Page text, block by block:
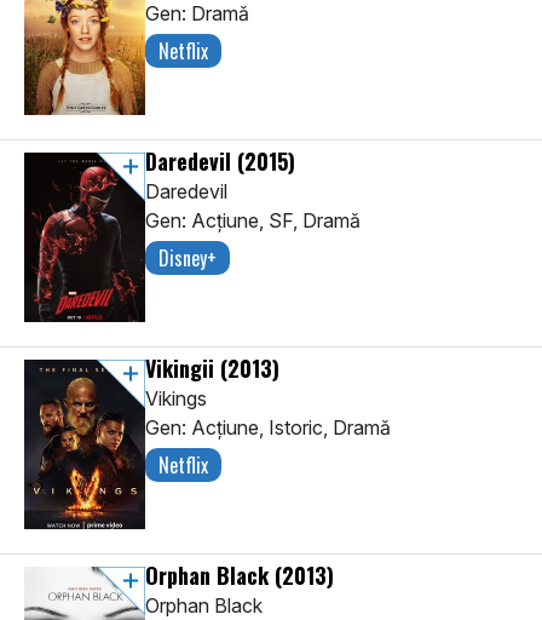
Gen: Dramă
Netflix
Daredevil (2015)
Daredevil
Gen: Acţiune, SF, Dramă
Disney+
Vikingii (2013)
Vikings
Gen: Acţiune, Istoric, Dramă
Netflix
Orphan Black (2013)
Orphan Black